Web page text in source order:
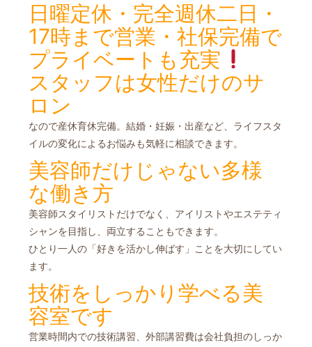
日曜定休・完全週休二日・
17時まで営業・社保完備で
プライベートも充実
スタッフは女性だけのサ
ロン
なので産休育休完備。結婚・妊娠・出産など、ライフスタ
イルの変化によるお悩みも気軽に相談できます。
美容師だけじゃない多様
な働き方
美容師スタイリストだけでなく、アイリストやエステティ
シャンを目指し、両立することもできます。
ひとり一人の「好きを活かし伸ばす」ことを大切にしてい
ます。
技術をしっかり学べる美
容室です
営業時間内での技術講習、外部講習費は会社負担のしっか